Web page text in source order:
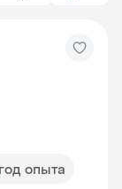
опыта